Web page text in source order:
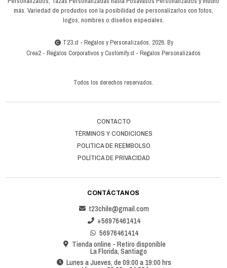
más. Variedad de productos con la posibilidad de personalizarlos con fotos,
logos, nombres o diseños especiales.
T23.cl - Regalos y Personalizados. 2026. By
Crea2 - Regalos Corporativos y Customify.cl - Regalos Personalizados
Todos los derechos reservados.
CONTACTO
TÉRMINOS Y CONDICIONES
POLITICA DE REEMBOLSO
POLÍTICA DE PRIVACIDAD
CONTÁCTANOS
t23chile@gmail.com
+56976461414
56976461414
Tienda online - Retiro disponible
La Florida, Santiago
Lunes a Jueves, de 09:00 a 19:00 hrs